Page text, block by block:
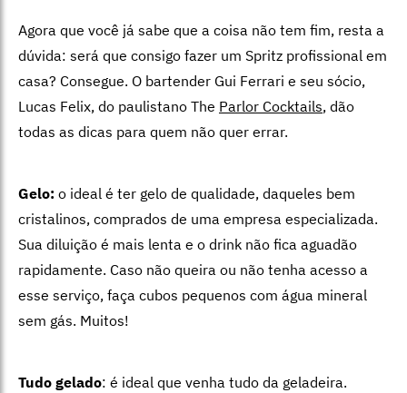
Agora que você já sabe que a coisa não tem fim, resta a
dúvida: será que consigo fazer um Spritz profissional em
casa? Consegue. O bartender Gui Ferrari e seu sócio,
Lucas Felix, do paulistano The Parlor Cocktails, dão
todas as dicas para quem não quer errar.
Gelo: o ideal é ter gelo de qualidade, daqueles bem
cristalinos, comprados de uma empresa especializada.
Sua diluição é mais lenta e o drink não fica aguadão
rapidamente. Caso não queira ou não tenha acesso a
esse serviço, faça cubos pequenos com água mineral
sem gás. Muitos!
Tudo gelado: é ideal que venha tudo da geladeira.